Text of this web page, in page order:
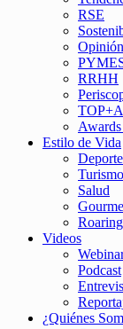
RSE
Opinión
RRHH
Estilo de Vida
Turismo
Salud
Videos
Podcast
¿Quiénes